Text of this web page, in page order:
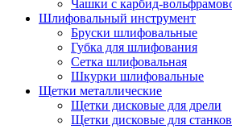
Чашки с карбид-
Шлифовальный инструмент
Бруски шлифовальные
Губка для шлифования
Сетка шлифовальная
Шкурки шлифовальные
Щетки металлические
Щетки дисковые для дрели
Щетки дисковые для станков